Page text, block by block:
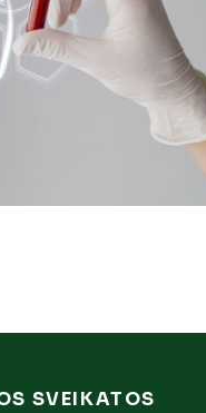
SVEIKATOS